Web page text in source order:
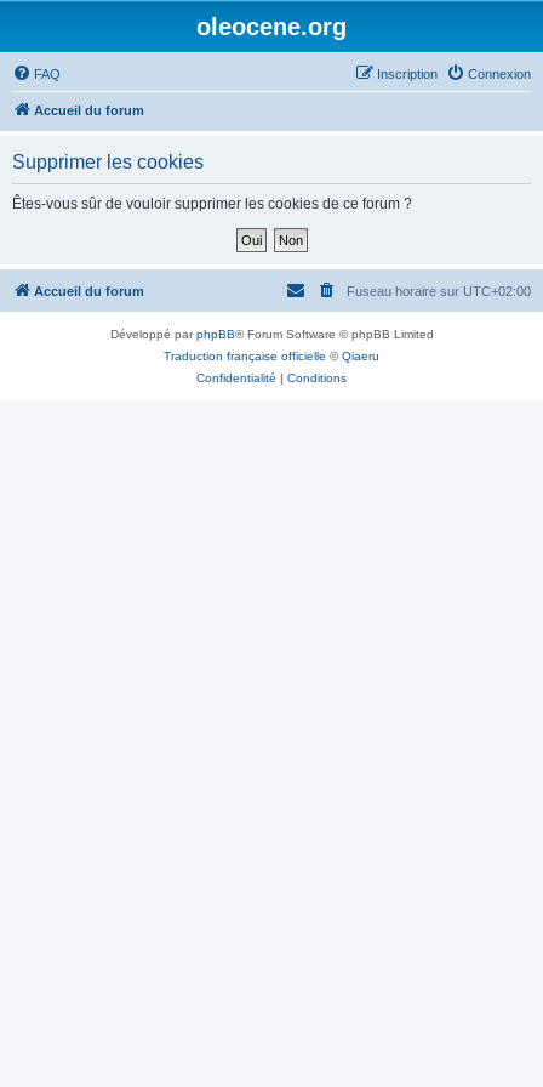
oleocene.org
FAQ Connexion
Inscription
Accueil du forum
Supprimer les cookies
Êtes-vous sûr de vouloir supprimer les cookies de ce forum ?
Accueil du forum Fuseau horaire sur UTC+02:00
Développé parphpBB® Forum Software © phpBB Limited
Traduction française officielle ©Qiaeru
Confidentialité | Conditions